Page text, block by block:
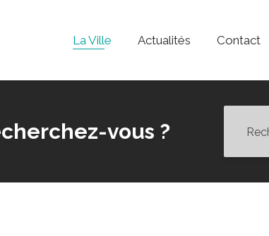
La Ville Actualités Contact
vous ?